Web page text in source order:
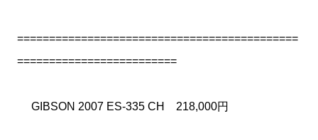
============================================
=========================
GIBSON 2007 ES-335 CH 218,000円